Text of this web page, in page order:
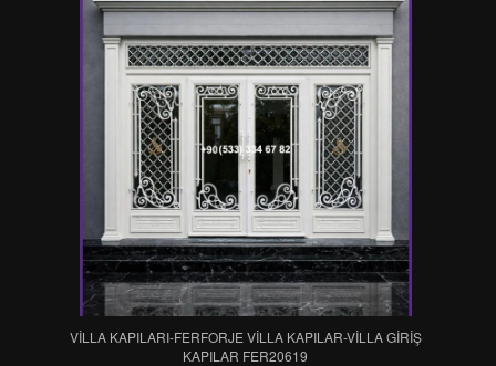
VİLLA KAPILARI-FERFORJE VİLLA KAPILAR-VİLLA GİRİŞ
KAPILAR FER20619